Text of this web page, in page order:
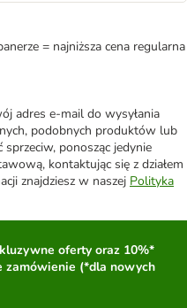
= najniższa cena regularna
adres e-mail do wysyłania
podobnych produktów lub
ponosząc jedynie
kontaktując się z działem
znajdziesz w naszej Polityka
oferty oraz 10%*
zamówienie (*dla nowych